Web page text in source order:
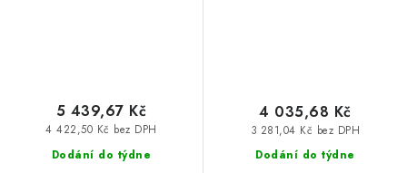
Dodání do týdne
4 422,50 Kč bez DPH
5 439,67 Kč
Dodání do týdne
3 281,04 Kč bez DPH
4 035,68 Kč